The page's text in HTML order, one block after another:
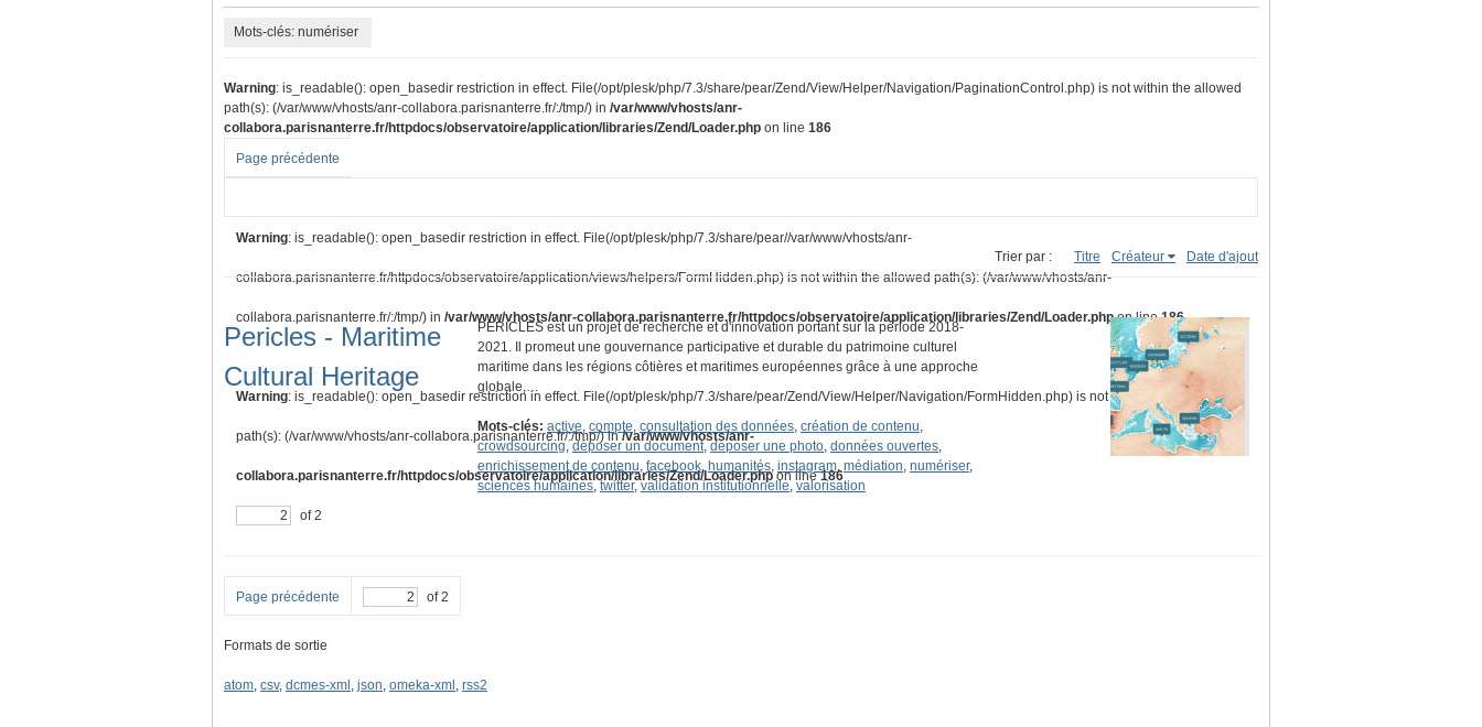
Mots-clés: numériser
Warning: is_readable(): open_basedir restriction in effect. File(/opt/plesk/php/7.3/share/pear/Zend/View/Helper/Navigation/PaginationControl.php) is not within the allowed
path(s): (/var/www/vhosts/anr-collabora.parisnanterre.fr/:/tmp/) in /var/www/vhosts/anr-
collabora.parisnanterre.fr/httpdocs/observatoire/application/libraries/Zend/Loader.php on line 186
Page précédente
Warning: is_readable(): open_basedir restriction in effect. File(/opt/plesk/php/7.3/share/pear//var/www/vhosts/anr-
collabora.parisnanterre.fr/httpdocs/observatoire/application/views/helpers/FormHidden.php) is not within the allowed path(s): (/var/www/vhosts/anr-
collabora.parisnanterre.fr/:/tmp/) in /var/www/vhosts/anr-collabora.parisnanterre.fr/httpdocs/observatoire/application/libraries/Zend/Loader.phpon line186
Warning: is_readable(): open_basedir restriction in effect. File(/opt/plesk/php/7.3/share/pear/Zend/View/Helper/Navigation/FormHidden.php) is not within the allowed
path(s): (/var/www/vhosts/anr-collabora.parisnanterre.fr/:/tmp/) in/var/www/vhosts/anr-
collabora.parisnanterre.fr/httpdocs/observatoire/application/libraries/Zend/Loader.phpon line186
of 2
Trier par : Titre Créateur Date d'ajout
Pericles - Maritime
Cultural Heritage
PERICLES est un projet de recherche et d'innovation portant sur la période 2018-
2021. Il promeut une gouvernance participative et durable du patrimoine culturel
maritime dans les régions côtières et maritimes européennes grâce à une approche
globale,…
Mots-clés: active, compte, consultation des données, création de contenu,
crowdsourcing, déposer un document, déposer une photo, données ouvertes,
enrichissement de contenu, facebook, humanités, instagram, médiation, numériser,
sciences humaines, twitter, validation institutionnelle, valorisation
Page précédente of 2
Formats de sortie
atom, csv, dcmes-xml , json, omeka-xml , rss2